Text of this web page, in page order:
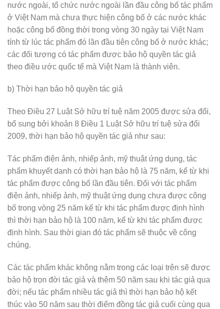
nước ngoài, tổ chức nước ngoài lần đầu công bố tác phẩm
ở Việt Nam mà chưa thực hiện công bố ở các nước khác
hoặc công bố đồng thời trong vòng 30 ngày tại Việt Nam
tính từ lúc tác phẩm đó lần đầu tiên công bố ở nước khác;
các đối tượng có tác phẩm được bảo hộ quyền tác giả
theo điều ước quốc tế mà Việt Nam là thành viên.
b) Thời hạn bảo hộ quyền tác giả
Theo Điều 27 Luật Sở hữu trí tuệ năm 2005 được sửa đổi,
bổ sung bởi khoản 8 Điều 1 Luật Sở hữu trí tuệ sửa đổi
2009, thời hạn bảo hộ quyền tác giả như sau:
Tác phẩm điện ảnh, nhiếp ảnh, mỹ thuật ứng dụng, tác
phẩm khuyết danh có thời hạn bảo hộ là 75 năm, kể từ khi
tác phẩm được công bố lần đầu tiên. Đối với tác phẩm
điện ảnh, nhiếp ảnh, mỹ thuật ứng dụng chưa được công
bố trong vòng 25 năm kể từ khi tác phẩm được định hình
thì thời hạn bảo hộ là 100 năm, kể từ khi tác phẩm được
định hình. Sau thời gian đó tác phẩm sẽ thuộc về công
chúng.
Các tác phẩm khác không nằm trong các loại trên sẽ được
bảo hộ trọn đời tác giả và thêm 50 năm sau khi tác giả qua
đời; nếu tác phẩm nhiều tác giả thì thời hạn bảo hộ kết
thúc vào 50 năm sau thời điểm đồng tác giả cuối cùng qua